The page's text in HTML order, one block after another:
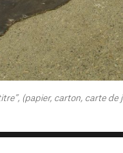
(papier, carton, carte de